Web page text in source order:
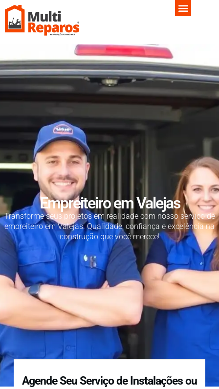
Empreiteiro em Valejas
Transforme seus projetos em realidade com nosso serviço de
empreiteiro em Valejas. Qualidade, confiança e excelência na
construção que você merece!
Agende Seu Serviço de Instalações ou